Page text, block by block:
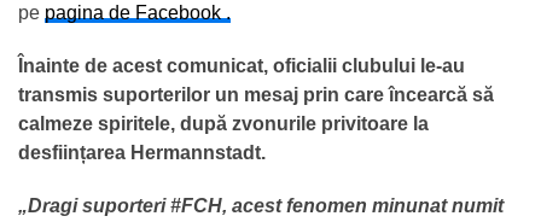
pe pagina de Facebook .
Înainte de acest comunicat, oficialii clubului le-au
transmis suporterilor un mesaj prin care încearcă să
calmeze spiritele, după zvonurile privitoare la
desființarea Hermannstadt.
„Dragi suporteri #FCH, acest fenomen minunat numit